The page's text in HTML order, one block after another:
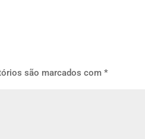
são marcados com*